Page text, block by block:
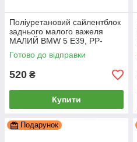
Поліуретановий сайлентблок
заднього малого важеля
МАЛИЙ BMW 5 E39, PP-
0312a
Готово до відправки
520 ₴
Купити
Подарунок